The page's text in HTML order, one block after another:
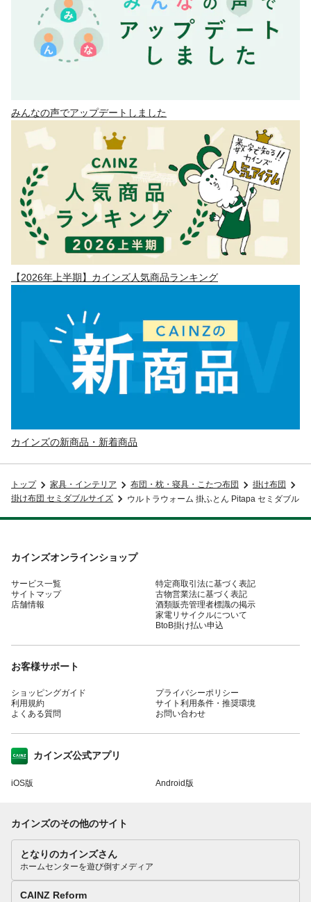
みんなの声でアップデートしました
【2026年上半期】カインズ人気商品ランキング
カインズの新商品・新着商品
トップ 家具・インテリア 布団・枕・寝具・こたつ布団
掛け布団
掛け布団 セミダブルサイズ
ウルトラウォーム 掛ふとん Pitapa セミダブル
カインズオンラインショップ
サービス一覧
サイトマップ
店舗情報
特定商取引法に基づく表記
古物営業法に基づく表記
酒類販売管理者標識の掲示
家電リサイクルについて
BtoB掛け払い申込
お客様サポート
ショッピングガイド
利用規約
よくある質問
プライバシーポリシー
サイト利用条件・推奨環境
お問い合わせ
カインズ公式アプリ
iOS版 Android版
カインズのその他のサイト
となりのカインズさん
ホームセンターを遊び倒すメディア
CAINZ Reform